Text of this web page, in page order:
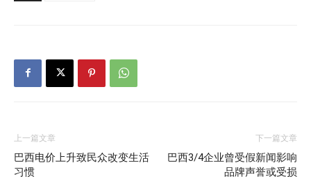
上一篇文章
巴西电价上升致民众改变生活
习惯
下一篇文章
巴西3/4企业曾受假新闻影响
品牌声誉或受损